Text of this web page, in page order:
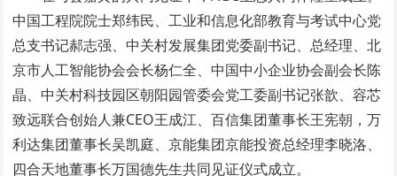
中国工程院院士郑纬民、工业和信息化部教育与考试中心党
总支书记郝志强、中关村发展集团党委副书记、总经理、北
京市人工智能协会会长杨仁全、中国中小企业协会副会长陈
晶、中关村科技园区朝阳园管委会党工委副书记张歆、容芯
致远联合创始人兼CEO王成江、百信集团董事长王宪朝，万
利达集团董事长吴凯庭、京能集团京能投资总经理李晓洛、
四合天地董事长万国德先生共同见证仪式成立。